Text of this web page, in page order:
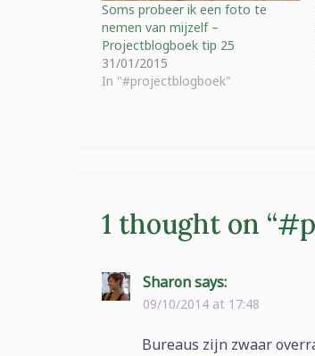
Soms probeer ik een foto te
nemen van mijzelf –
Projectblogboek tip 25
31/01/2015
In "#projectblogboek"
1 thought on “
Sharonsays:
09/10/2014 at 17:48
Bureaus zijn zwaar